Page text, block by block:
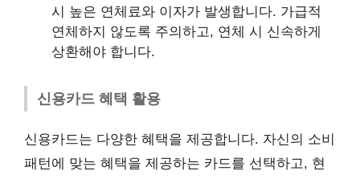
시 높은 연체료와 이자가 발생합니다. 가급적
연체하지 않도록 주의하고, 연체 시 신속하게
상환해야 합니다.
신용카드 혜택 활용
신용카드는 다양한 혜택을 제공합니다. 자신의 소비
패턴에 맞는 혜택을 제공하는 카드를 선택하고, 현